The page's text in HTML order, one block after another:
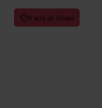
8 min de leitura